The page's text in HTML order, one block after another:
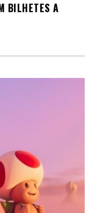
BILHETES A